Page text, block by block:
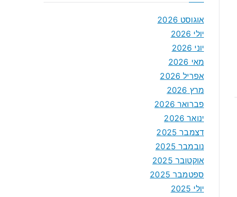
אוגוסט 2026
יולי 2026
יוני 2026
מאי 2026
אפריל 2026
מרץ 2026
פברואר 2026
ינואר 2026
דצמבר 2025
נובמבר 2025
אוקטובר 2025
ספטמבר 2025
יולי 2025